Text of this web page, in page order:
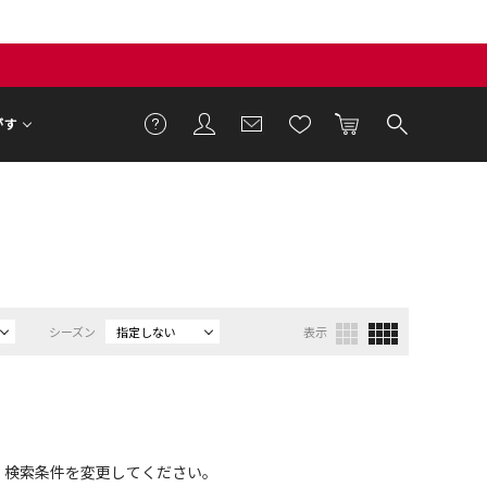
す
シーズン 指定しない 表示
索条件を変更してください。